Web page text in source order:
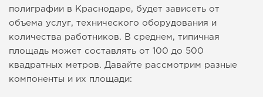
полиграфии в Краснодаре, будет зависеть от
объема услуг, технического оборудования и
количества работников. В среднем, типичная
площадь может составлять от 100 до 500
квадратных метров. Давайте рассмотрим разные
компоненты и их площади: